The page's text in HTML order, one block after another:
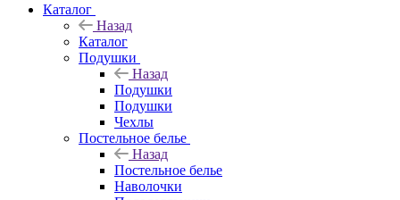
Каталог
Назад
Каталог
Подушки
Назад
Подушки
Подушки
Чехлы
Постельное белье
Назад
Постельное белье
Наволочки